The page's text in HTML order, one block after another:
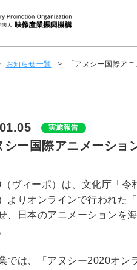
お知らせ一覧 > 「アヌシー国際ア
実施報告
シー国際アニメーシ
ヴィーポ）は、文化庁「令
よりオンラインで行われた
、日本のアニメーションを
では、「アヌシー2020オン